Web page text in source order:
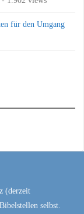
für den Umgang
(derzeit
selbst.